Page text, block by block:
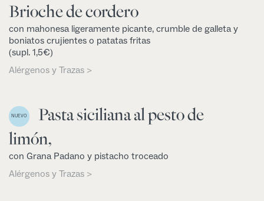
Brioche de cordero
con mahonesa ligeramente picante, crumble de galleta y
boniatos crujientes o patatas fritas
(supl. 1,5€)
Alérgenos y Trazas >
NUEVO
Pasta siciliana al pesto de
limón,
con Grana Padano y pistacho troceado
Alérgenos y Trazas >